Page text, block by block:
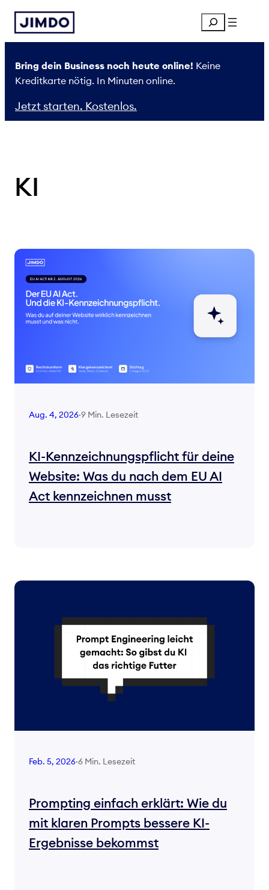
Zum
Inhalt
springen
Search
Bring dein Business noch heute online! Keine
Kreditkarte nötig. In Minuten online.
Jetzt starten. Kostenlos.
KI
Aug. 4, 2026·9 Min. Lesezeit
KI-Kennzeichnungspflicht für deine
Website: Was du nach dem EU AI
Act kennzeichnen musst
Feb. 5, 2026·6 Min. Lesezeit
Prompting einfach erklärt: Wie du
mit klaren Prompts bessere KI-
Ergebnisse bekommst